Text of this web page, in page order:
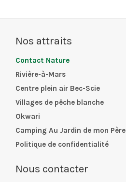
Nos attraits
Contact Nature
Rivière-à-Mars
Centre plein air Bec-Scie
Villages de pêche blanche
Okwari
Camping Au Jardin de mon Père
Politique de confidentialité
Nous contacter